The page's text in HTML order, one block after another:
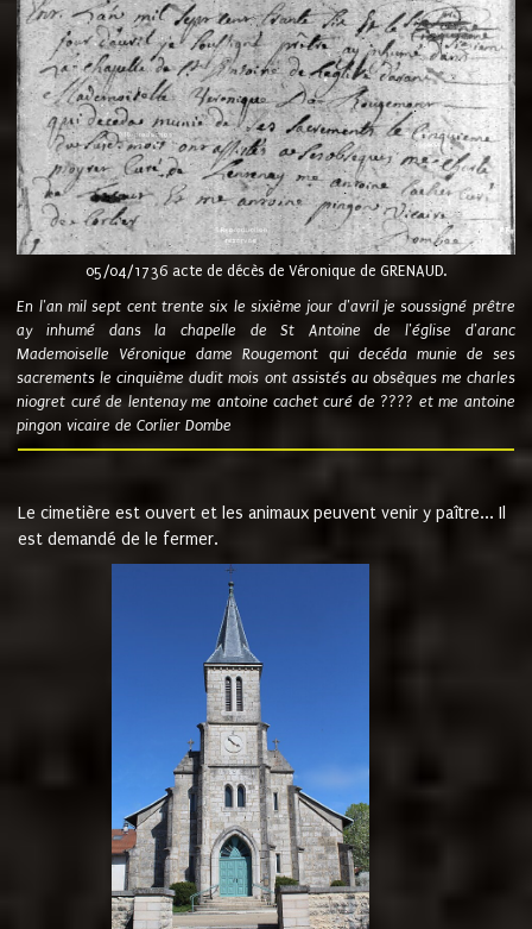
05/04/1736 acte de décès de Véronique de GRENAUD.
En l'an mil sept cent trente six le sixième jour d'avril je soussigné prêtre
ay inhumé dans la chapelle de St Antoine de l'église d'aranc
Mademoiselle Véronique dame Rougemont qui decéda munie de ses
sacrements le cinquième dudit mois ont assistés au obsèques me charles
niogret curé de lentenay me antoine cachet curé de ???? et me antoine
pingon vicaire de Corlier Dombe
Le cimetière est ouvert et les animaux peuvent venir y paître... Il
est demandé de le fermer.